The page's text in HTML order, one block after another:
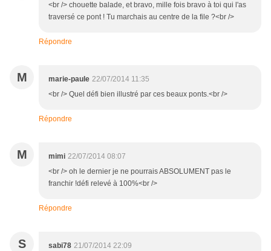
<br /> chouette balade, et bravo, mille fois bravo à toi qui l'as
traversé ce pont ! Tu marchais au centre de la file ?<br />
Répondre
M marie-paule 22/07/2014 11:35
<br /> Quel défi bien illustré par ces beaux ponts.<br />
Répondre
M mimi 22/07/2014 08:07
<br /> oh le dernier je ne pourrais ABSOLUMENT pas le
franchir !défi relevé à 100%<br />
Répondre
S sabi78 21/07/2014 22:09